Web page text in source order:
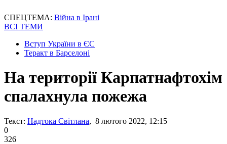
СПЕЦТЕМА: Війна в Ірані
ВСІ ТЕМИ
Вступ України в ЄС
Теракт в Барселоні
На території Карпатнафтохім
спалахнула пожежа
Текст: Надтока Світлана, 8 лютого 2022, 12:15
0
326